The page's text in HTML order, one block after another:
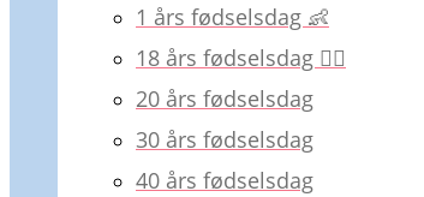
1 års fødselsdag 👶
18 års fødselsdag 💁‍♀️
20 års fødselsdag
30 års fødselsdag
40 års fødselsdag